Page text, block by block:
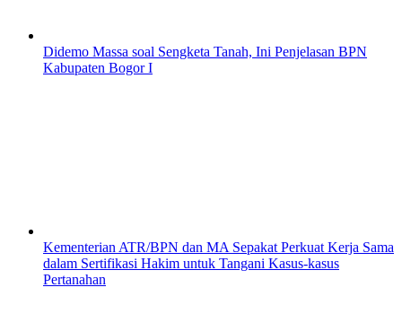
Didemo Massa soal Sengketa Tanah, Ini Penjelasan BPN
Kabupaten Bogor I
Kementerian ATR/BPN dan MA Sepakat Perkuat Kerja Sama
dalam Sertifikasi Hakim untuk Tangani Kasus-kasus
Pertanahan